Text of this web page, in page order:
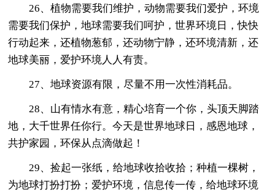
26、植物需要我们维护，动物需要我们爱护，环境
需要我们保护，地球需要我们呵护，世界环境日，快快
行动起来，还植物葱郁，还动物宁静，还环境清新，还
地球美丽，爱护环境人人有责。
27、地球资源有限，尽量不用一次性消耗品。
28、山有情水有意，精心培育一个你，头顶天脚踏
地，大千世界任你行。今天是世界地球日，感恩地球，
共护家园，环保从点滴做起！
29、捡起一张纸，给地球收拾收拾；种植一棵树，
为地球打扮打扮；爱护环境，信息传一传，给地球环境